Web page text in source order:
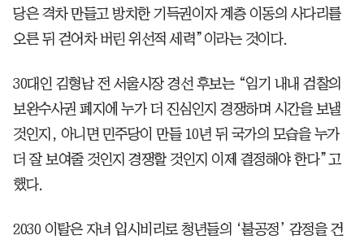
당은 격차 만들고 방치한 기득권이자 계층 이동의 사다리를
오른 뒤 걷어차 버린 위선적 세력”이라는 것이다.
30대인 김형남 전 서울시장 경선 후보는 “임기 내내 검찰의
보완수사권 폐지에 누가 더 진심인지 경쟁하며 시간을 보낼
것인지, 아니면 민주당이 만들 10년 뒤 국가의 모습을 누가
더 잘 보여줄 것인지 경쟁할 것인지 이제 결정해야 한다”고
했다.
2030 이탈은 자녀 입시비리로 청년들의 ‘불공정’ 감정을 건